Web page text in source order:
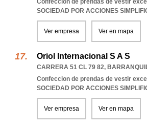
Confeccion de prendas de vestir
SOCIEDAD POR ACCIONES
Ver empresa Ver en mapa
Oriol Internacional S A S
CARRERA 51 CL 79 82,
Confeccion de prendas de vestir
SOCIEDAD POR ACCIONES
Ver empresa Ver en mapa